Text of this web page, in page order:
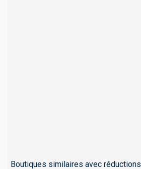
Boutiques similaires avec réductions